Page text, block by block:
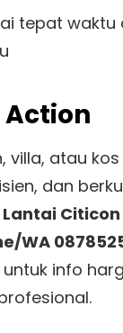
tepat waktu
Action
villa, atau
dan
Citicon
WA
info